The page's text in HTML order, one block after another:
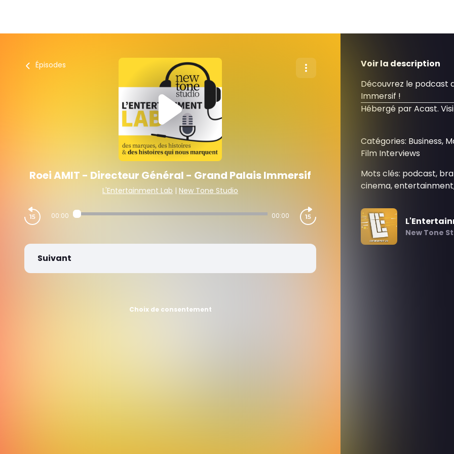
Épisodes
Roei AMIT - Directeur Général - Grand Palais Immersif
L'Entertainment Lab | New Tone Studio
00:00 00:00
Suivant
Choix de consentement
Voir la description
Découvrez le podcast
Immersif !
Hébergé par Acast.
Catégories: Business,
Film Interviews
Mots clés: podcast,
cinema,
New Tone